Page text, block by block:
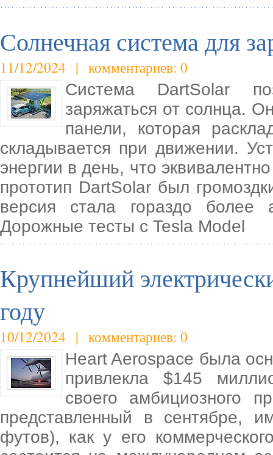
Солнечная система для
11/12/2024 | комментариев: 0
Система DartSolar
заряжаться от солнца.
панели, которая
складывается при движении.
энергии в день, что
прототип DartSolar был
версия стала гораздо
Дорожные тесты с Tesla Model
Крупнейший
году
10/12/2024 | комментариев: 0
Heart Aerospace была
привлекла $145
своего амбициозного
представленный в сентябре,
футов), как у его